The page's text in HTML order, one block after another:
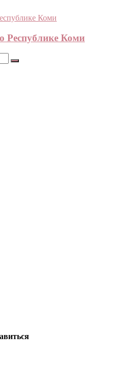
Республике Коми